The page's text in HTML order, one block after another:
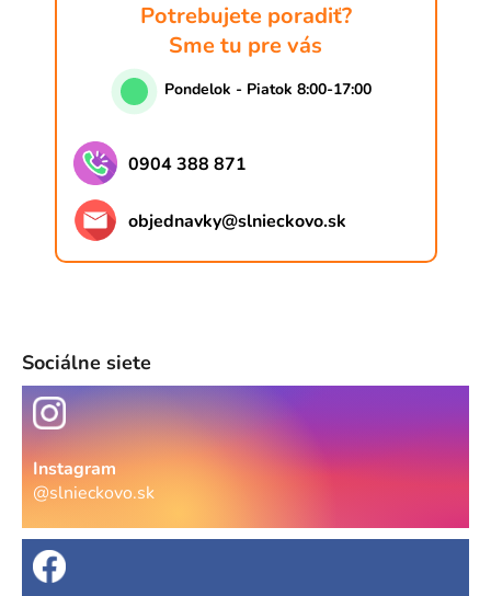
p
i
u
Potrebujete poradiť?
Sme tu pre vás
Pondelok - Piatok 8:00-17:00
0904 388 871
objednavky@slnieckovo.sk
Sociálne siete
Instagram
@slnieckovo.sk